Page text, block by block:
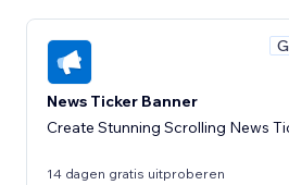
News Ticker Banner
Create Stunning Scrolling News
14 dagen gratis uitproberen